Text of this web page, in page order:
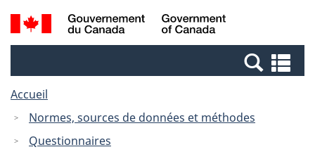
Passer
au
Passer
à
Canada
Recherche
et
et
Accueil
Normes, sources de données et méthodes
Questionnaires